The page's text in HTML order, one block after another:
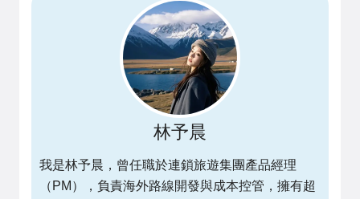
林予晨
我是林予晨，曾任職於連鎖旅遊集團產品經理
（PM），負責海外路線開發與成本控管，擁有超